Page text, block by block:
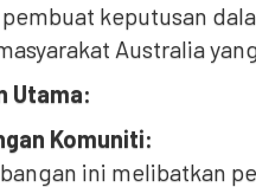
keputusan
Australia
Utama:
Komuniti:
ini melibatkan